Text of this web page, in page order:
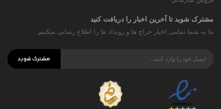
مشترک شوید تا آخرین اخبار را دریافت کنید
ما به شما تمامی اخبار حراج ها و رویداد ها را اطلاع رسانی میکنیم.
مشترک شوید